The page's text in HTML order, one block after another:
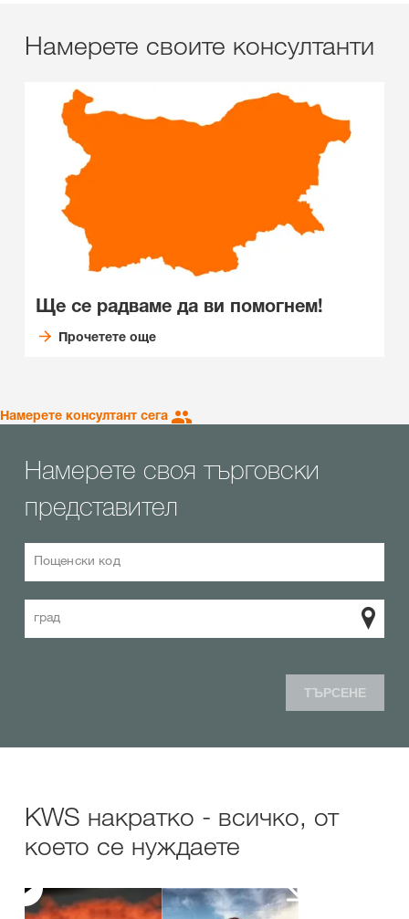
Намерете своите консултанти
Ще се радваме да ви помогнем!
Прочетете още
Намерете консултант сега
Намерете своя търговски
представител
Пощенски код
град
ТЪРСЕНЕ
KWS накратко - всичко, от
което се нуждаете